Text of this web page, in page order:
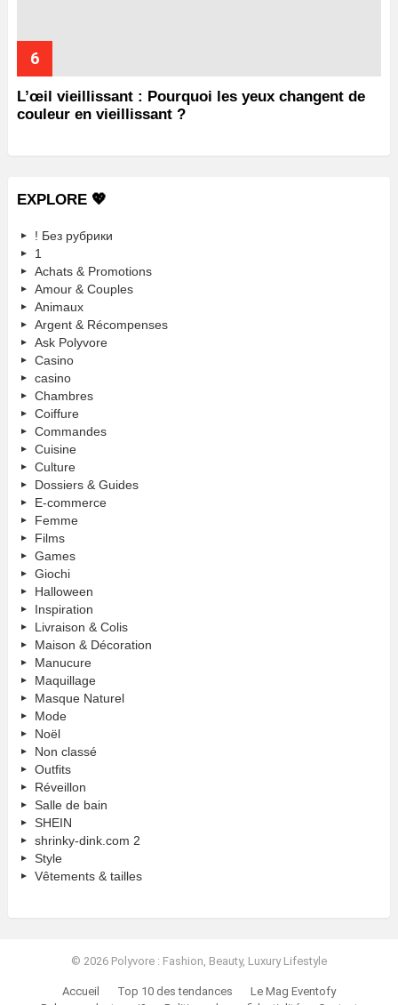
L’œil vieillissant : Pourquoi les yeux changent de
couleur en vieillissant ?
EXPLORE 💖
! Без рубрики
1
Achats & Promotions
Amour & Couples
Animaux
Argent & Récompenses
Ask Polyvore
Casino
casino
Chambres
Coiffure
Commandes
Cuisine
Culture
Dossiers & Guides
E-commerce
Femme
Films
Games
Giochi
Halloween
Inspiration
Livraison & Colis
Maison & Décoration
Manucure
Maquillage
Masque Naturel
Mode
Noël
Non classé
Outfits
Réveillon
Salle de bain
SHEIN
shrinky-dink.com 2
Style
Vêtements & tailles
© 2026 Polyvore : Fashion, Beauty, Luxury Lifestyle
Accueil Top 10 des tendances
Le Mag Eventofy